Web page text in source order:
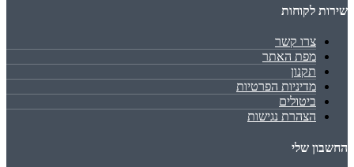
שירות לקוחות
צרו קשר
מפת האתר
תקנון
מדיניות הפרטיות
ביטולים
הצהרת נגישות
החשבון שלי